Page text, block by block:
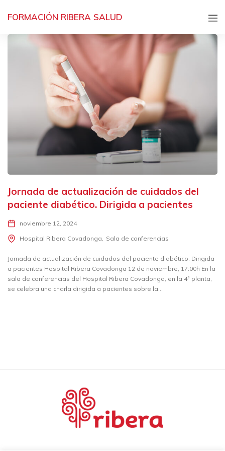
FORMACIÓN RIBERA SALUD
Jornada de actualización de cuidados del
paciente diabético. Dirigida a pacientes
noviembre 12, 2024
Hospital Ribera Covadonga
Sala de conferencias
Jornada de actualización de cuidados del paciente diabético. Dirigida
a pacientes Hospital Ribera Covadonga 12 de noviembre, 17:00h En la
sala de conferencias del Hospital Ribera Covadonga, en la 4ª planta,
se celebra una charla dirigida a pacientes sobre la...